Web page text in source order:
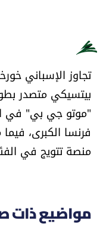
من نحن
للتواصل معنا
شروط الاستخدام
شروط الإشتراك
تجاوز الإسباني
بيتسيكي متصدر
"موتو جي بي" في
فرنسا الكبرى،
منصة تتويج في الفئة
مواضيع ذات